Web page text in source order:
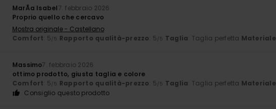
MarÃ­a Isabel7. febbraio 2026
Proprio quello che cercavo
Mostra originale - Castellano
Comfort: 5/5 Rapporto qualità-prezzo: 5/5 Taglia: Taglia perfetta Materiale
Massimo7. febbraio 2026
ottimo prodotto, giusta taglia e colore
Comfort: 5/5 Rapporto qualità-prezzo: 5/5 Taglia: Taglia perfetta Materiale
Consiglio questo prodotto